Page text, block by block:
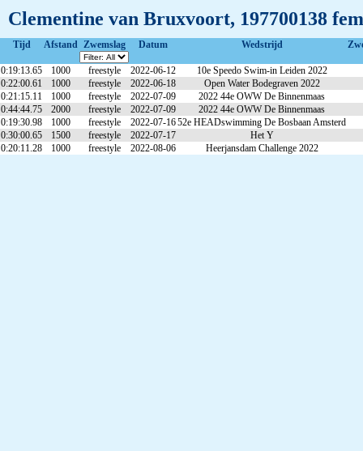
Clementine van Bruxvoort, 197700138
Tijd Afstand Zwemslag Datum Wedstrijd
0:19:13.65 1000 freestyle 2022-06-12
10e Speedo Swim-in Leiden 2022
0:22:00.61
1000 freestyle 2022-06-18
Open Water Bodegraven 2022
0:21:15.11
1000 freestyle 2022-07-09
2022 44e OWW De Binnenmaas
0:44:44.75
2000 freestyle 2022-07-09
2022 44e OWW De Binnenmaas
0:19:30.98
1000 freestyle 2022-07-1652e HEADswimming De Bosbaan Amsterd
0:30:00.65
1500 freestyle 2022-07-17
Het Y
0:20:11.28
1000 freestyle 2022-08-06 Heerjansdam Challenge 2022